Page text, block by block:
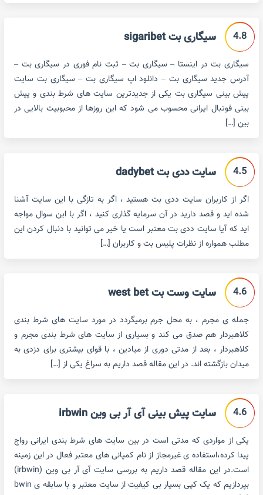
4.8 سیگاری بت sigaribet
سیگاری بت در اینستا – سیگاری بت – ثبت نام فوری در سیگاری بت –
آدرس جدید سیگاری بت – دانلود اپ سیگاری بت – سیگاری بت سایت
پیش بینی سیگاری بت یکی از جدیدترین سایت های شرط بندی و پیش
بینی فوتبال ایرانی محسوب می شود که این روزها از محبوبیت بالایی در
بین […]
4.5 سایت ددی بت dadybet
اگر از کاربران سایت ددی بت هستید ، اگر به تازگی با این سایت آشنا
شده اید و قصد دارید در آن سرمایه گذاری کنید ، اگر با این سوال مواجه
اید که آیا سایت ددی بت معتبر است یا خیر می توانید با دنبال کردن این
مطلب همواره از نظرات پلیس بت و کاربران […]
4.6 سایت وست بت west bet
جمله ی مجرم ، به محل جرم برمیگردد در مورد سایت های شرط بندی
کلاهبردار هم صدق می کند و بسیاری از سایت های شرط بندی مجرم و
کلاهبردار ، بعد از مدتی دوری از میادین ، با قوای بیشتری برای دزدی به
میدان بازگشته اند. در این مقاله قصد داریم به سراغ یکی از […]
4.6 سایت پیش بینی آی آر بی وین irbwin
یکی از مواردی که مدتی است در بین سایت های شرط بندی ایرانی رواج
پیدا کرده،استفاده ی غیرمجاز از نام کمپانی های معتبر فعال در این زمینه
است.در این مقاله قصد داریم به بررسی سایت آی آر بی وین (irbwin)
بپردازیم که یک کپی بسیار بی کیفیت از سایت معتبر و با سابقه ی bwin